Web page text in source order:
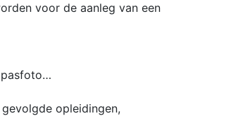
voor de aanleg van een
pasfoto…
opleidingen,